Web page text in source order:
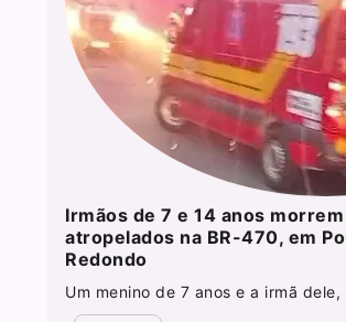
Irmãos de 7 e 14 anos morrem
atropelados na BR-470, em
Redondo
Um menino de 7 anos e a irmã dele,